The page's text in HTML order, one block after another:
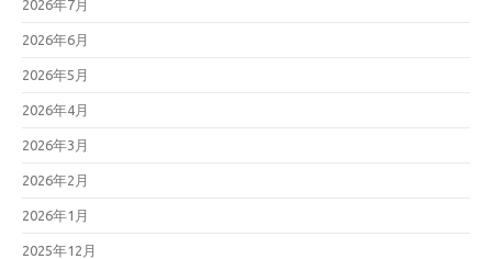
2026年7月
2026年6月
2026年5月
2026年4月
2026年3月
2026年2月
2026年1月
2025年12月